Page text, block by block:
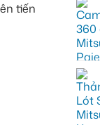
tiến